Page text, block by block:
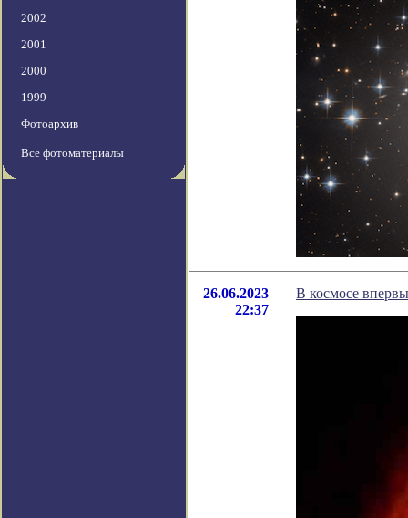
2002
2001
2000
1999
Фотоархив
Все фотоматериалы
26.06.2023
22:37
В космосе